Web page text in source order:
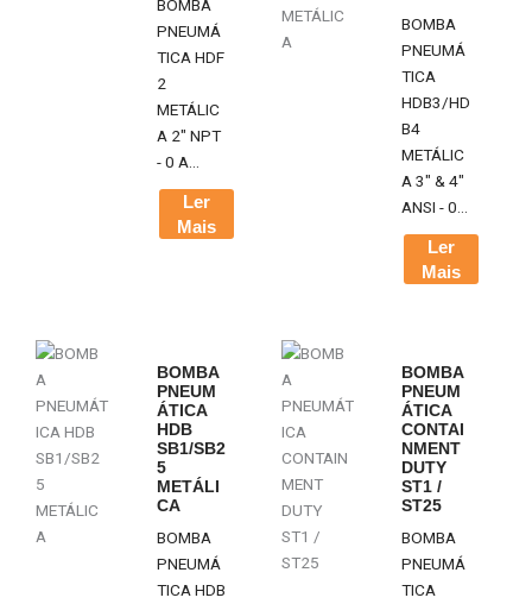
BOMBA
PNEUMÁ
TICA HDF
2
METÁLIC
A 2" NPT
- 0 A...
Ler
Mais
BOMBA
PNEUMÁ
TICA
HDB3/HD
B4
METÁLIC
A 3" & 4"
ANSI - 0...
Ler
Mais
BOMBA
PNEUM
ÁTICA
HDB
SB1/SB2
5
METÁLI
CA
BOMBA
PNEUMÁ
TICA HDB
BOMBA
PNEUM
ÁTICA
CONTAI
NMENT
DUTY
ST1 /
ST25
BOMBA
PNEUMÁ
TICA